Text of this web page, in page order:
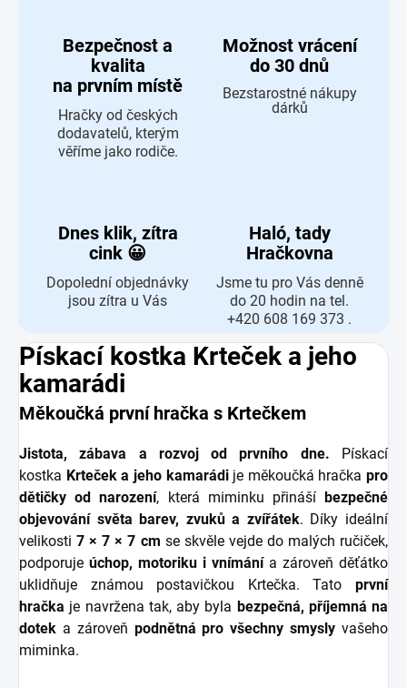
Bezpečnost a
kvalita
na prvním místě
Hračky od českých
dodavatelů, kterým
věříme jako rodiče.
Možnost vrácení
do 30 dnů
Bezstarostné nákupy
dárků
Dnes klik, zítra
cink 😀
Dopolední objednávky
jsou zítra u Vás
Haló, tady
Hračkovna
Jsme tu pro Vás denně
do 20 hodin na tel.
+420 608 169 373 .
Pískací kostka Krteček a jeho
kamarádi
Měkoučká první hračka s Krtečkem
Jistota, zábava a rozvoj od prvního dne.
Pískací
kostka Krteček a jeho kamarádije měkoučká hračka pro
dětičky od narození, která miminku přináší
bezpečné
objevování světa barev, zvuků a zvířátek. Díky ideální
velikosti7 × 7 × 7 cm se skvěle vejde do malých ručiček,
podporuje úchop, motoriku i vnímánía zároveň děťátko
uklidňuje známou postavičkou Krtečka. Tato první
hračka je navržena tak, aby byla bezpečná, příjemná na
dotek a zároveň podnětná pro všechny smysly vašeho
miminka.